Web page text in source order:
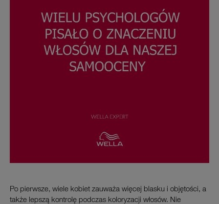
Po pierwsze, wiele kobiet zauważa więcej blasku i objętości, a
także lepszą kontrolę podczas koloryzacji włosów. Nie